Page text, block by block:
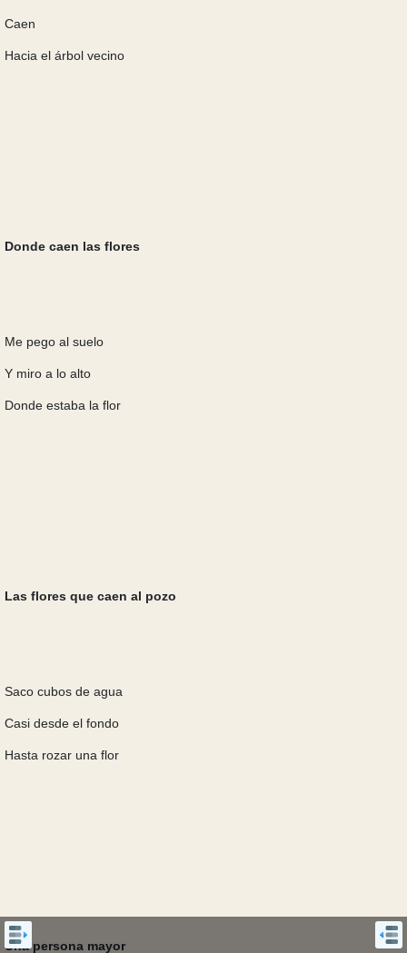
Caen
Hacia el árbol vecino
Donde caen las flores
Me pego al suelo
Y miro a lo alto
Donde estaba la flor
Las flores que caen al pozo
Saco cubos de agua
Casi desde el fondo
Hasta rozar una flor
Una persona mayor